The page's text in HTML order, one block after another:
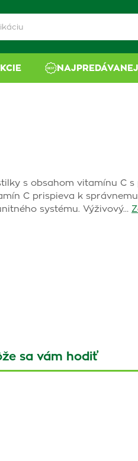
s obsahom vitamínu C s
C prispieva k
systému. Výživový…
sa vám hodiť